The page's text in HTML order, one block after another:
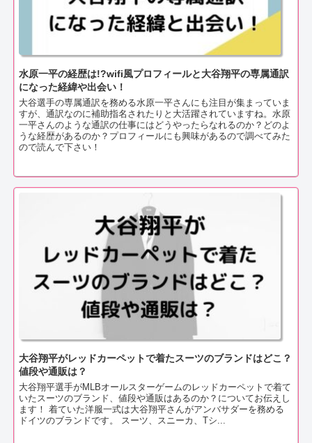
水原一平の経歴は!?wifi風プロフィールと大谷翔平の専属通訳
になった経緯や出会い！
大谷選手の専属通訳を務める水原一平さんにも注目が集まっていま
すが、通訳なのに補助指名されたりと大活躍されていますね。水原
一平さんのような通訳の仕事にはどうやったらなれるのか？どのよ
うな経歴があるのか？プロフィールにも興味があるので調べてみた
ので読んで下さい！
大谷翔平がレッドカーペットで着たスーツのブランドはどこ？
値段や通販は？
大谷翔平選手がMLBオールスターゲームのレッドカーペットで着て
いたスーツのブランド、値段や通販はあるのか？についてお伝えし
ます！ 着ていた洋服一式は大谷翔平さんがアンバサダーを務める
ドイツのブランドです。 スーツ、スニーカ、Tシ...